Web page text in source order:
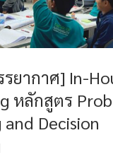
ยากาศ] In-
หลักสูตร
and Decision